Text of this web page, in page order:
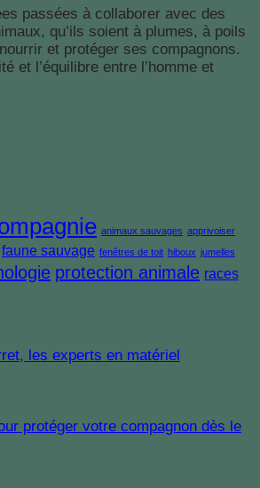
passées à collaborer avec des
qu’ils soient à plumes, à poils
et protéger ses compagnons.
et l’équilibre entre l’homme et
animaux sauvages apprivoiser
faune sauvage fenêtres de toit hiboux jumelles
protection animale races